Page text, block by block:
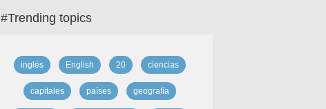
#Trending topics
inglés English 20 ciencias
capitales países geografía